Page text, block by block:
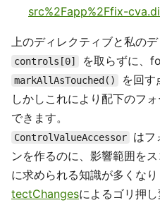
src%2Fapp%2Ffix-
上のディレクティブと私の
controls[0] を取らずに、
markAllAsTouched()
を回す
しかしこれにより配下のフ
できます。
ControlValueAccessor
はフ
ンを作るのに、影響範囲を
に求められる知識が多くなり
tectChangesによるゴリ押